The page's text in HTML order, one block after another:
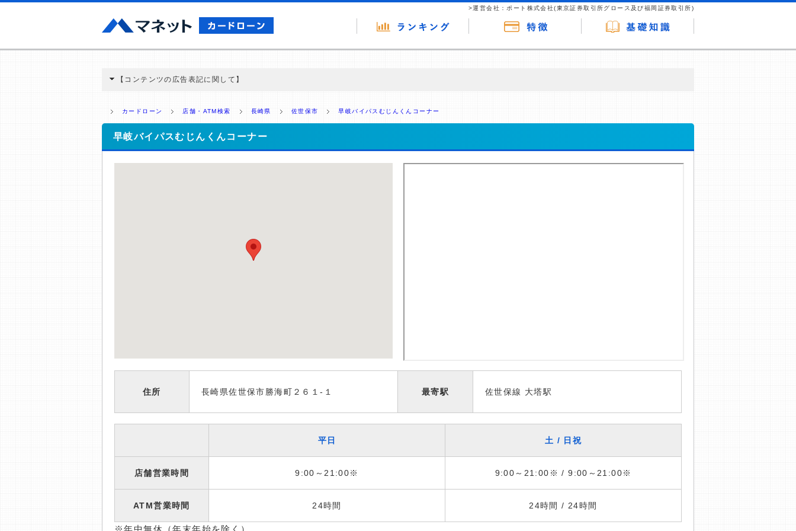
>運営会社：ポート株式会社(東京証券取引所グロース及び福岡証券取引所)
【コンテンツの広告表記に関して】
ミ収集などに基づき、公平性を担保した情報提供を行っています。
>提携企業一覧
カードローン 店舗・ATM検索 長崎県 佐世保市 早岐バイパスむじんくんコーナー
早岐バイパスむじんくんコーナー
住所 長崎県佐世保市勝海町２６１-１ 最寄駅 佐世保線 大塔駅
平日 土 / 日祝
店舗営業時間 9:00～21:00※ 9:00～21:00※ / 9:00～21:00※
ATM営業時間 24時間 24時間 / 24時間
※年中無休（年末年始を除く）